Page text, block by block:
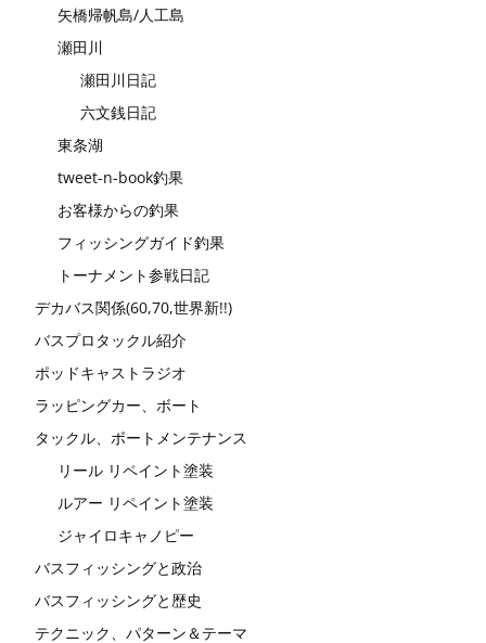
矢橋帰帆島/人工島
瀬田川
瀬田川日記
六文銭日記
東条湖
tweet-n-book釣果
お客様からの釣果
フィッシングガイド釣果
トーナメント参戦日記
デカバス関係(60,70,世界新!!)
バスプロタックル紹介
ポッドキャストラジオ
ラッピングカー、ボート
タックル、ボートメンテナンス
リール リペイント塗装
ルアー リペイント塗装
ジャイロキャノピー
バスフィッシングと政治
バスフィッシングと歴史
テクニック、パターン＆テーマ